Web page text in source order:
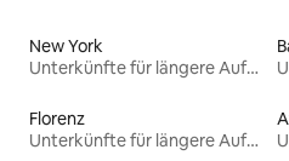
New York
Unterkünfte für längere Aufenthalte
Florenz
Unterkünfte für längere Aufenthalte